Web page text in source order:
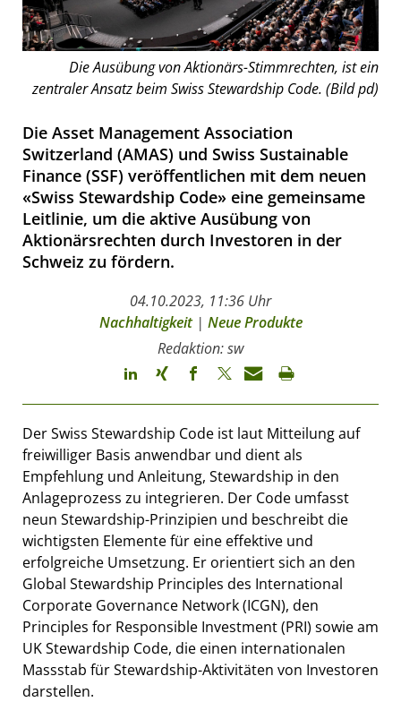
Die Ausübung von Aktionärs-Stimmrechten, ist ein
zentraler Ansatz beim Swiss Stewardship Code. (Bild pd)
Die Asset Management Association
Switzerland (AMAS) und Swiss Sustainable
Finance (SSF) veröffentlichen mit dem neuen
«Swiss Stewardship Code» eine gemeinsame
Leitlinie, um die aktive Ausübung von
Aktionärsrechten durch Investoren in der
Schweiz zu fördern.
04.10.2023, 11:36 Uhr
Nachhaltigkeit| Neue Produkte
Redaktion: sw
Der Swiss Stewardship Code ist laut Mitteilung auf
freiwilliger Basis anwendbar und dient als
Empfehlung und Anleitung, Stewardship in den
Anlageprozess zu integrieren. Der Code umfasst
neun Stewardship-Prinzipien und beschreibt die
wichtigsten Elemente für eine effektive und
erfolgreiche Umsetzung. Er orientiert sich an den
Global Stewardship Principles des International
Corporate Governance Network (ICGN), den
Principles for Responsible Investment (PRI) sowie am
UK Stewardship Code, die einen internationalen
Massstab für Stewardship-Aktivitäten von Investoren
darstellen.